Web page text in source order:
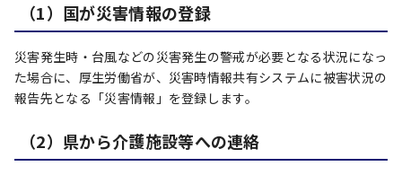
（1）国が災害情報の登録
災害発生時・台風などの災害発生の警戒が必要となる状況になっ
た場合に、厚生労働省が、災害時情報共有システムに被害状況の
報告先となる「災害情報」を登録します。
（2）県から介護施設等への連絡